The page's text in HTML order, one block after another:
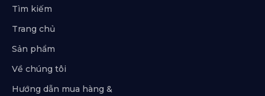
Tìm kiếm
Trang chủ
Sản phẩm
Về chúng tôi
Hướng dẫn mua hàng &